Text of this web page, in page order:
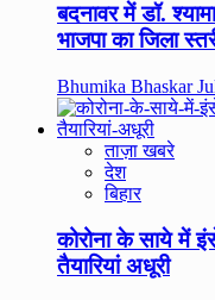
बदनावर में डॉ.
भाजपा का जिला
Bhumika Bhaskar
ताज़ा खबरे
देश
बिहार
कोरोना के साये में
तैयारियां अधूरी